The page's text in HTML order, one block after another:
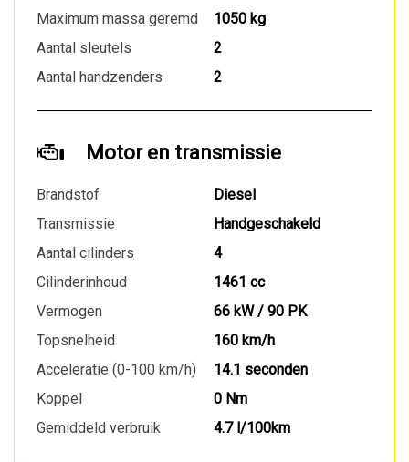
Maximum massa geremd
1050 kg
Aantal sleutels
2
Aantal handzenders
2
Motor en transmissie
Brandstof
Diesel
Transmissie
Handgeschakeld
Aantal cilinders
4
Cilinderinhoud
1461 cc
Vermogen
66 kW / 90 PK
Topsnelheid
160 km/h
Acceleratie (0-100 km/h)
14.1 seconden
Koppel
0 Nm
Gemiddeld verbruik
4.7 l/100km